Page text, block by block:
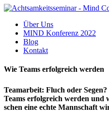
Über Uns
MIND Konferenz 2022
Blog
Kontakt
Wie Teams erfolgreich werden
Team­ar­beit: Fluch oder
Teams erfolg­reich werden
schen eine echte Mann­schaft